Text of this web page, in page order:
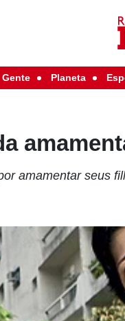
Gente Planeta
amamentar seus